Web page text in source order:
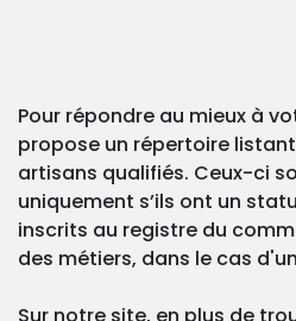
Pour répondre au mieux à
propose un répertoire
artisans qualifiés. Ceux-ci
uniquement s’ils ont un
inscrits au registre du
des métiers, dans le cas